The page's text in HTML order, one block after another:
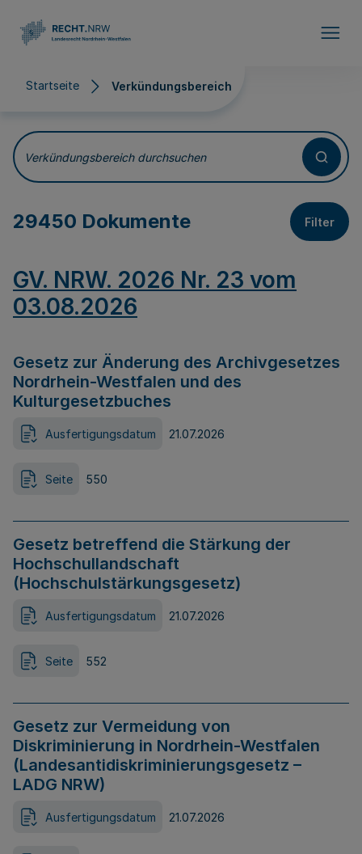
Startseite Verkündungsbereich
Verkündungsbereich
Verkündungsbereich durchsuchen
29450 Dokumente Filter
GV. NRW. 2026 Nr. 23 vom
03.08.2026
Gesetz zur Änderung des Archivgesetzes
Nordrhein-Westfalen und des
Kulturgesetzbuches
Ausfertigungsdatum 21.07.2026
Seite 550
Gesetz betreffend die Stärkung der
Hochschullandschaft
(Hochschulstärkungsgesetz)
Ausfertigungsdatum 21.07.2026
Seite 552
Gesetz zur Vermeidung von
Diskriminierung in Nordrhein-Westfalen
(Landesantidiskriminierungsgesetz –
LADG NRW)
Ausfertigungsdatum 21.07.2026